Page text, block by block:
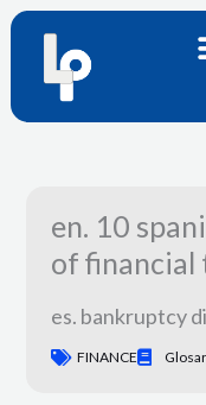
Skip
content
en. 10
of financial
es. bankruptcy
FINANCE